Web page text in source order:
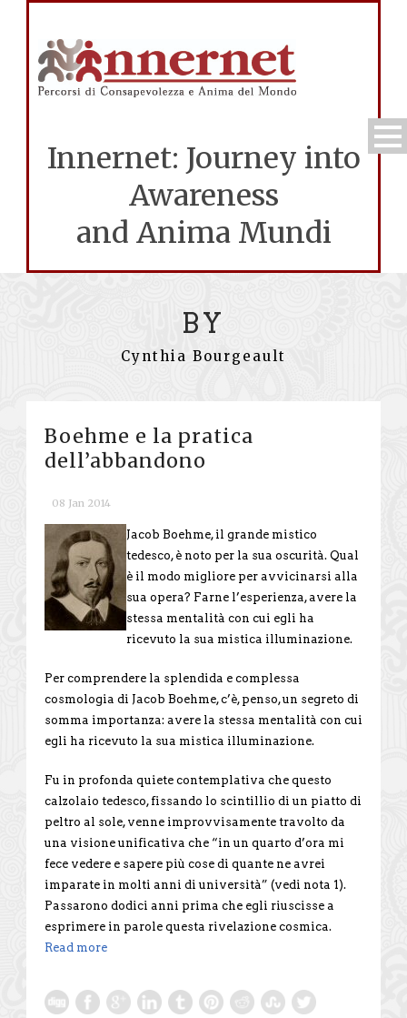
Innernet: Journey into
Awareness
and Anima Mundi
BY
Cynthia Bourgeault
Boehme e la pratica
dell’abbandono
08 Jan 2014
Jacob Boehme, il grande mistico
tedesco, è noto per la sua oscurità. Qual
è il modo migliore per avvicinarsi alla
sua opera? Farne l’esperienza, avere la
stessa mentalità con cui egli ha
ricevuto la sua mistica illuminazione.
Per comprendere la splendida e complessa
cosmologia di Jacob Boehme, c’è, penso, un segreto di
somma importanza: avere la stessa mentalità con cui
egli ha ricevuto la sua mistica illuminazione.
Fu in profonda quiete contemplativa che questo
calzolaio tedesco, fissando lo scintillio di un piatto di
peltro al sole, venne improvvisamente travolto da
una visione unificativa che “in un quarto d’ora mi
fece vedere e sapere più cose di quante ne avrei
imparate in molti anni di università” (vedi nota 1).
Passarono dodici anni prima che egli riuscisse a
esprimere in parole questa rivelazione cosmica.
Read more